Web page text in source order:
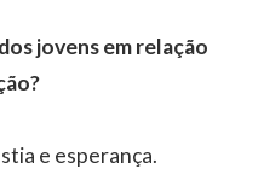
jovens em relação
e esperança.